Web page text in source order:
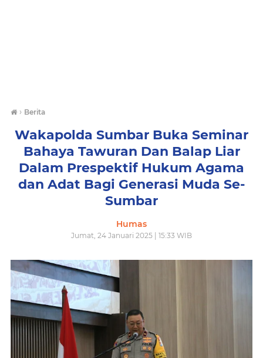
› Berita
Wakapolda Sumbar Buka Seminar
Bahaya Tawuran Dan Balap Liar
Dalam Prespektif Hukum Agama
dan Adat Bagi Generasi Muda Se-
Sumbar
Humas
Jumat, 24 Januari 2025 | 15:33 WIB